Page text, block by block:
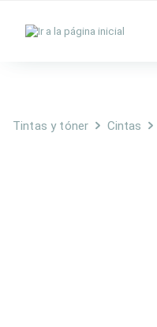
Tintas y tóner Cintas